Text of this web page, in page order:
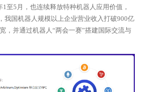
至5月，也连续释放特种机器人应用价值，
我国机器人规模以上企业营业收入打破900亿
，并通过机器人“两会一赛”搭建国际交流与